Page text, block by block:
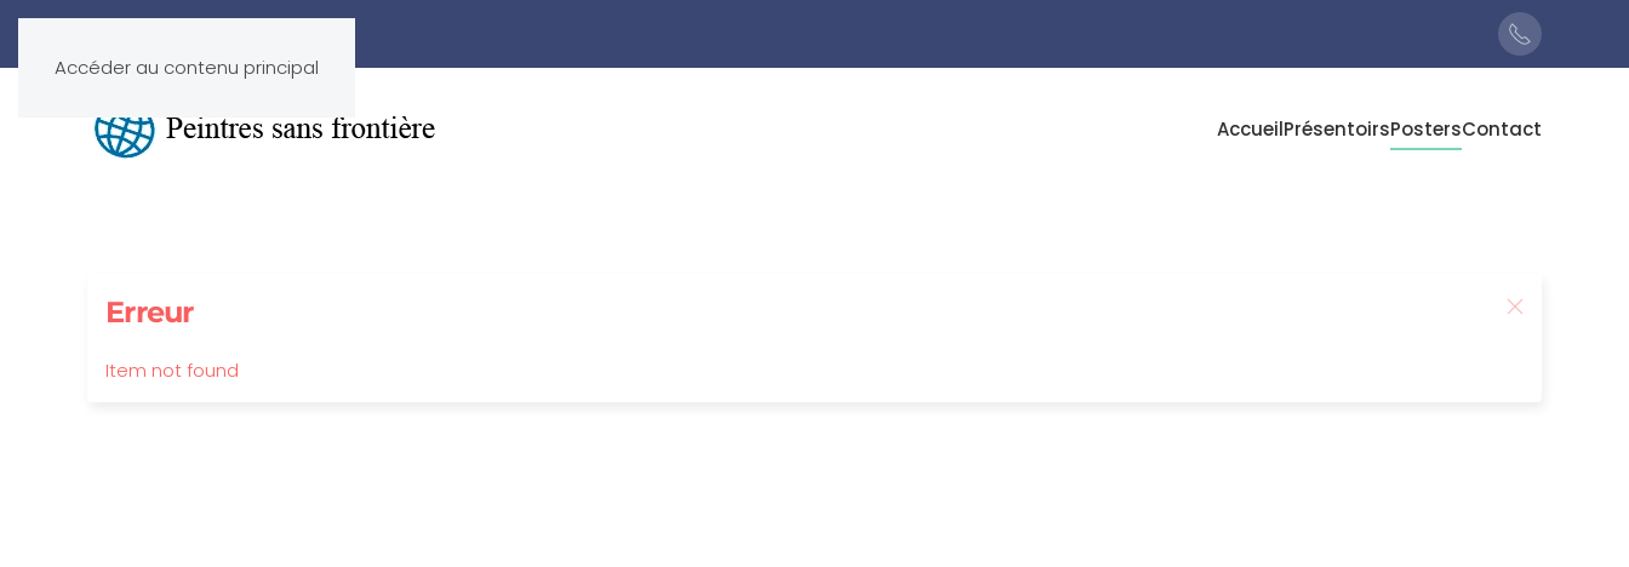
Accéder au contenu principal
AccueilPrésentoirsPostersContact
Erreur
Item not found